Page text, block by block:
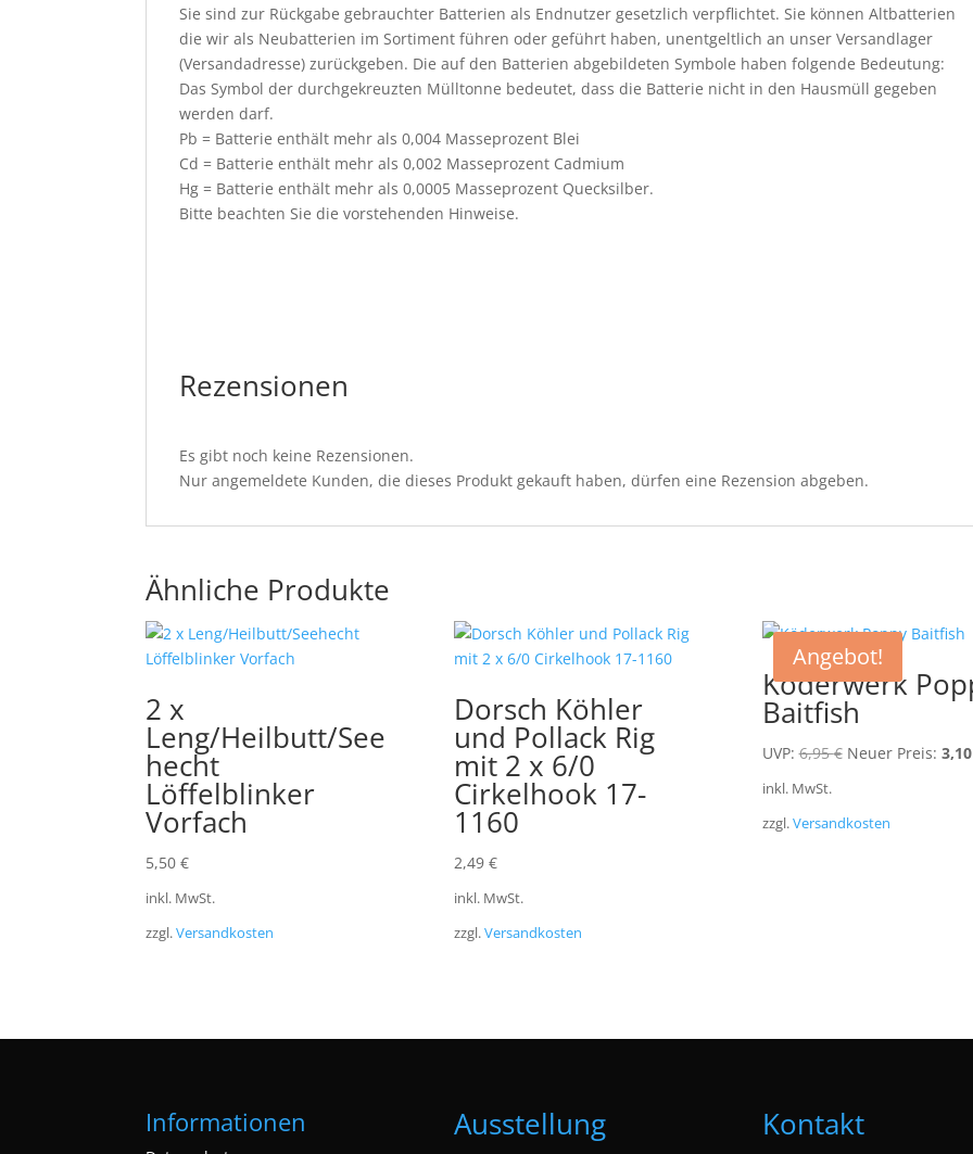
Sie sind zur Rückgabe gebrauchter Batterien als Endnutzer gesetzlich verpflichtet. Sie können Altbatterien
die wir als Neubatterien im Sortiment führen oder geführt haben, unentgeltlich an unser Versandlager
(Versandadresse) zurückgeben. Die auf den Batterien abgebildeten Symbole haben folgende Bedeutung:
Das Symbol der durchgekreuzten Mülltonne bedeutet, dass die Batterie nicht in den Hausmüll gegeben
werden darf.
Pb = Batterie enthält mehr als 0,004 Masseprozent Blei
Cd = Batterie enthält mehr als 0,002 Masseprozent Cadmium
Hg = Batterie enthält mehr als 0,0005 Masseprozent Quecksilber.
Bitte beachten Sie die vorstehenden Hinweise.
Rezensionen
Es gibt noch keine Rezensionen.
Nur angemeldete Kunden, die dieses Produkt gekauft haben, dürfen eine Rezension abgeben.
Ähnliche Produkte
2 x
Leng/Heilbutt/See
hecht
Löffelblinker
Vorfach
5,50€
inkl. MwSt.
zzgl.Versandkosten
Dorsch Köhler
und Pollack Rig
mit 2 x 6/0
Cirkelhook 17-
1160
2,49 €
inkl. MwSt.
zzgl.Versandkosten
Angebot!
Köderwerk
Baitfish
UVP: 6,95€ Ursprünglicher
6,95 €
Neuer Preis: 3,10
inkl. MwSt.
zzgl.Versandkosten
Informationen Ausstellung Kontakt